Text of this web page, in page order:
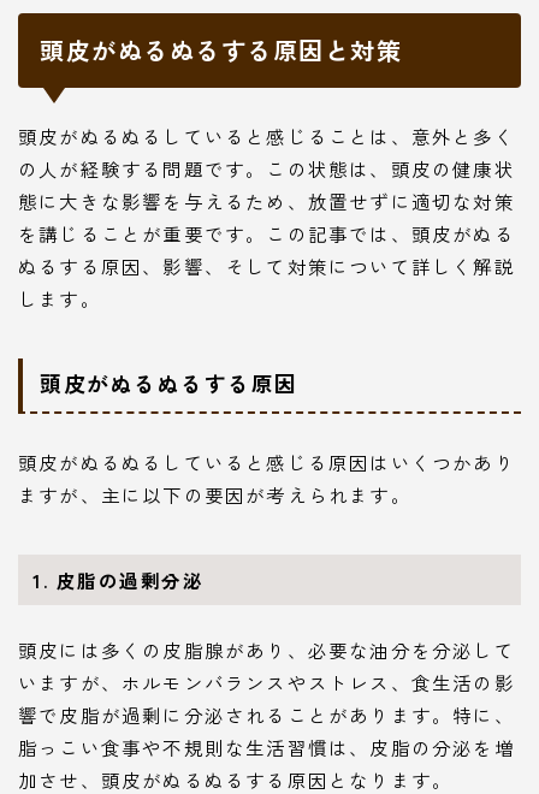
頭皮がぬるぬるする原因と対策
頭皮がぬるぬるしていると感じることは、意外と多く
の人が経験する問題です。この状態は、頭皮の健康状
態に大きな影響を与えるため、放置せずに適切な対策
を講じることが重要です。この記事では、頭皮がぬる
ぬるする原因、影響、そして対策について詳しく解説
します。
頭皮がぬるぬるする原因
頭皮がぬるぬるしていると感じる原因はいくつかあり
ますが、主に以下の要因が考えられます。
1. 皮脂の過剰分泌
頭皮には多くの皮脂腺があり、必要な油分を分泌して
いますが、ホルモンバランスやストレス、食生活の影
響で皮脂が過剰に分泌されることがあります。特に、
脂っこい食事や不規則な生活習慣は、皮脂の分泌を増
加させ、頭皮がぬるぬるする原因となります。